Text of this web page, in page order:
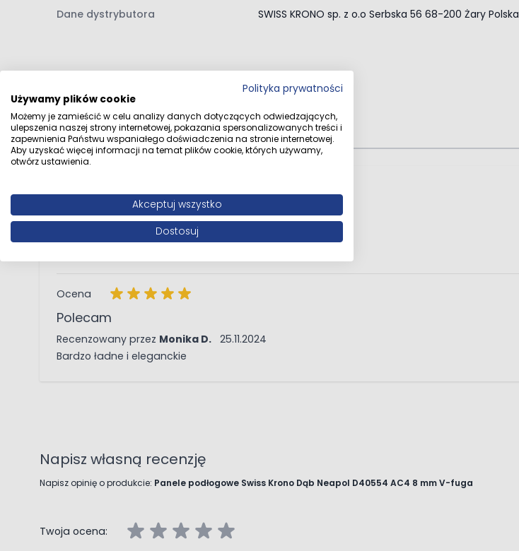
Dane dystrybutora SWISS KRONO sp. z o.o Serbska 56 68-200 Żary Polska
Opinie klientów
Ocena
ok
Recenzowany przez Damian 25.11.2024
Ocena
Polecam
Recenzowany przez Monika D. 25 listopada 2024
25.11.2024
Bardzo ładne i eleganckie
Napisz własną recenzję
Napisz opinię o produkcie: Panele podłogowe Swiss Krono Dąb Neapol D40554 AC4 8 mm V-fuga
Twoja ocena:
Polityka prywatności
Używamy plików cookie
Możemy je zamieścić w celu analizy danych dotyczących odwiedzających,
ulepszenia naszej strony internetowej, pokazania spersonalizowanych treści i
zapewnienia Państwu wspaniałego doświadczenia na stronie internetowej.
Aby uzyskać więcej informacji na temat plików cookie, których używamy,
otwórz ustawienia.
Akceptuj wszystko
Dostosuj